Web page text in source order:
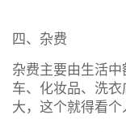
四、杂费
杂费主要由生活
车、化妆品、洗
大，这个就得看个